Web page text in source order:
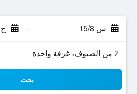
س 15/8 - ح 16/8
2 من الضيوف، غرفة واحدة
بحث